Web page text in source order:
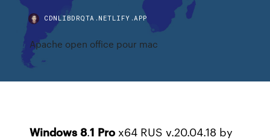
CDNLIBDRQTA.NETLIFY.APP
Apache open office pour mac
Windows 8.1 Pro x64 RUS v.20.04.18 by